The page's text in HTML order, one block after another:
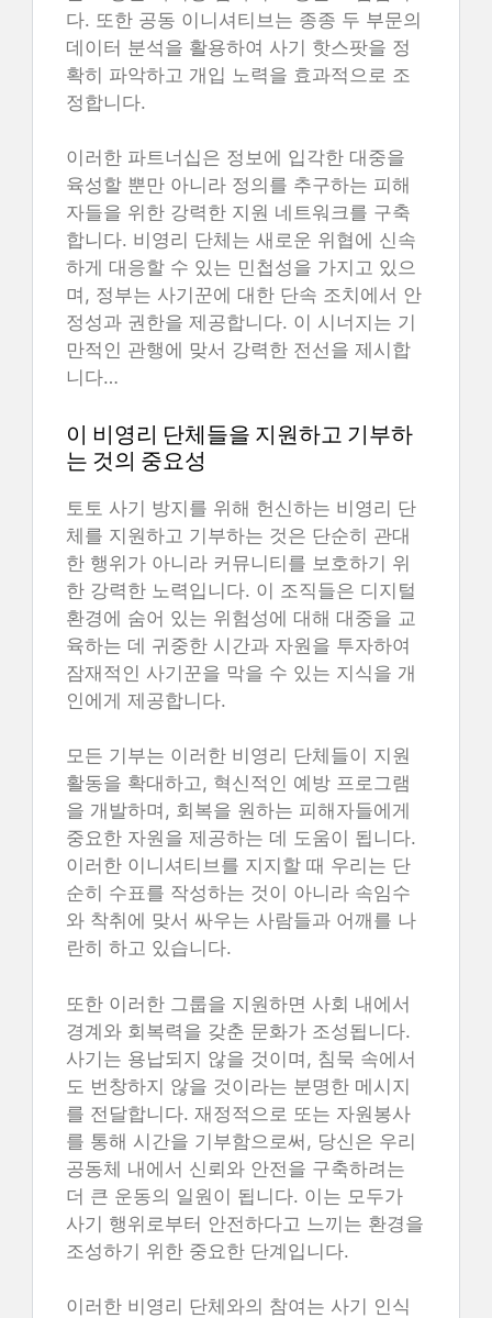
다. 또한 공동 이니셔티브는 종종 두 부문의
데이터 분석을 활용하여 사기 핫스팟을 정
확히 파악하고 개입 노력을 효과적으로 조
정합니다.
이러한 파트너십은 정보에 입각한 대중을
육성할 뿐만 아니라 정의를 추구하는 피해
자들을 위한 강력한 지원 네트워크를 구축
합니다. 비영리 단체는 새로운 위협에 신속
하게 대응할 수 있는 민첩성을 가지고 있으
며, 정부는 사기꾼에 대한 단속 조치에서 안
정성과 권한을 제공합니다. 이 시너지는 기
만적인 관행에 맞서 강력한 전선을 제시합
니다…
이 비영리 단체들을 지원하고 기부하
는 것의 중요성
토토 사기 방지를 위해 헌신하는 비영리 단
체를 지원하고 기부하는 것은 단순히 관대
한 행위가 아니라 커뮤니티를 보호하기 위
한 강력한 노력입니다. 이 조직들은 디지털
환경에 숨어 있는 위험성에 대해 대중을 교
육하는 데 귀중한 시간과 자원을 투자하여
잠재적인 사기꾼을 막을 수 있는 지식을 개
인에게 제공합니다.
모든 기부는 이러한 비영리 단체들이 지원
활동을 확대하고, 혁신적인 예방 프로그램
을 개발하며, 회복을 원하는 피해자들에게
중요한 자원을 제공하는 데 도움이 됩니다.
이러한 이니셔티브를 지지할 때 우리는 단
순히 수표를 작성하는 것이 아니라 속임수
와 착취에 맞서 싸우는 사람들과 어깨를 나
란히 하고 있습니다.
또한 이러한 그룹을 지원하면 사회 내에서
경계와 회복력을 갖춘 문화가 조성됩니다.
사기는 용납되지 않을 것이며, 침묵 속에서
도 번창하지 않을 것이라는 분명한 메시지
를 전달합니다. 재정적으로 또는 자원봉사
를 통해 시간을 기부함으로써, 당신은 우리
공동체 내에서 신뢰와 안전을 구축하려는
더 큰 운동의 일원이 됩니다. 이는 모두가
사기 행위로부터 안전하다고 느끼는 환경을
조성하기 위한 중요한 단계입니다.
이러한 비영리 단체와의 참여는 사기 인식